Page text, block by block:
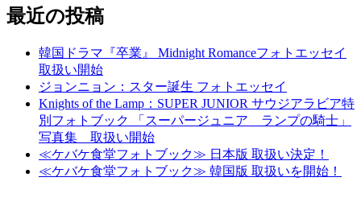
最近の投稿
韓国ドラマ『卒業』 Midnight Romanceフォトエッセイ
取扱い開始
ジョンニョン：スター誕生 フォトエッセイ
Knights of the Lamp：SUPER JUNIOR サウジアラビア特
別フォトブック 「スーパージュニア ランプの騎士」
写真集 取扱い開始
≪ケバケ食堂フォトブック≫ 日本版 取扱い決定！
≪ケバケ食堂フォトブック≫ 韓国版 取扱いを開始！